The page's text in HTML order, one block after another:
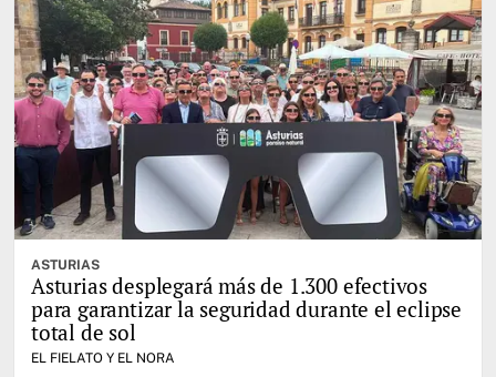
ASTURIAS
Asturias desplegará más de 1.300 efectivos
para garantizar la seguridad durante el eclipse
total de sol
EL FIELATO Y EL NORA